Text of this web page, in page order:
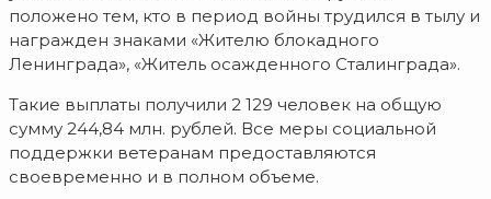
положено тем, кто в период войны трудился в тылу и
награжден знаками «Жителю блокадного
Ленинграда», «Житель осажденного Сталинграда».
Такие выплаты получили 2 129 человек на общую
сумму 244,84 млн. рублей. Все меры социальной
поддержки ветеранам предоставляются
своевременно и в полном объеме.